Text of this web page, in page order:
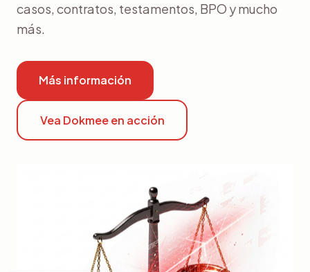
casos, contratos, testamentos, BPO y mucho
más.
Más información
Vea Dokmee en acción